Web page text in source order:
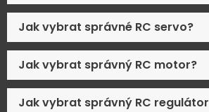
Jak vybrat správné RC servo?
Jak vybrat správný RC motor?
Jak vybrat správný RC regulátor